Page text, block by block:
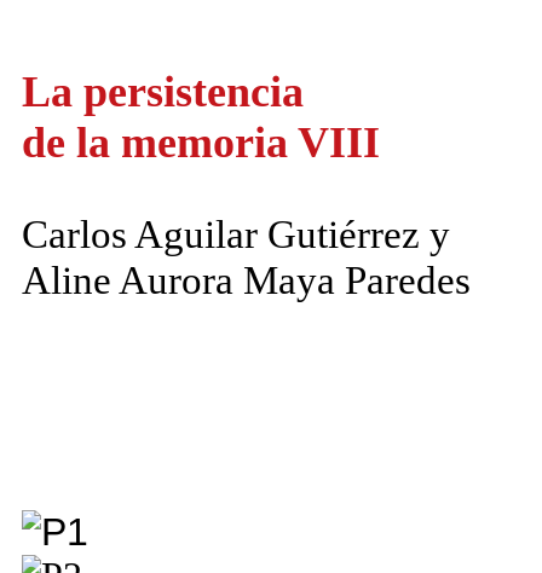
La persistencia
de la memoria VIII
Carlos Aguilar Gutiérrez y
Aline Aurora Maya Paredes